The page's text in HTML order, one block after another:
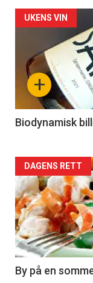
Forsiden
akkurat
nå
4
+
UKENS VIN
Biodynamisk
Forsiden
akkurat
nå
-
5
DAGENS RETT
By på en